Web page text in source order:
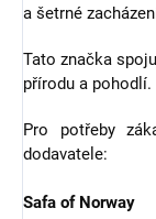
a šetrné
Tato značka
přírodu a pohodlí.
Pro potřeby
dodavatele:
Safa of Norway